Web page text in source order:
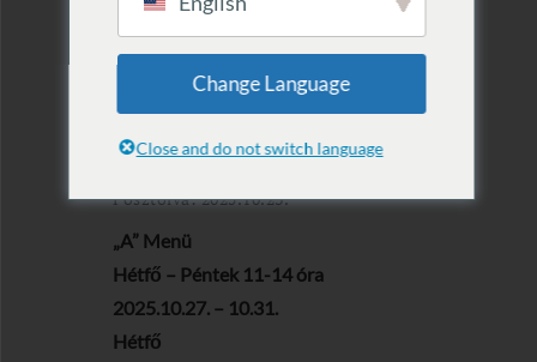
2025.10.27. –
10.31.
Posztolva: 2025.10.23.
„A” Menü
Hétfő – Péntek 11-14 óra
2025.10.27. – 10.31.
Hétfő
Change Language
Close and do not switch language